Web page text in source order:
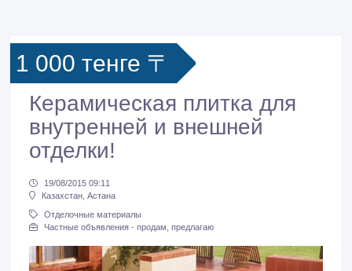
1 000 тенге 〒
Керамическая плитка для
внутренней и внешней
отделки!
19/08/2015 09:11
Казахстан, Астана
Отделочные материалы
Частные объявления - продам, предлагаю